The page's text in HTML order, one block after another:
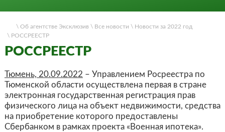
\ Об агентстве Эксклюзив\ Все новости \ Новости за 2022 год
\ РОССРЕЕСТР
РОССРЕЕСТР
Тюмень, 20.09.2022 – Управлением Росреестра по
Тюменской области осуществлена первая в стране
электронная государственная регистрация прав
физического лица на объект недвижимости, средства
на приобретение которого предоставлены
Сбербанком в рамках проекта «Военная ипотека».